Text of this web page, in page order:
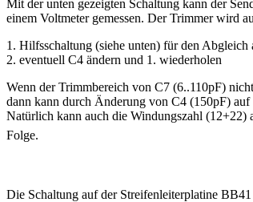
Mit der unten gezeigten Schaltung kann der
einem Voltmeter gemessen. Der Trimmer wird
1. Hilfsschaltung (siehe unten) für den
2. eventuell C4 ändern und 1. wiederholen
Wenn der Trimmbereich von C7 (6..110pF)
dann kann durch Änderung von C4 (150pF)
Natürlich kann auch die Windungszahl (12+22)
Folge.
Die Schaltung auf der Streifenleiterplatine